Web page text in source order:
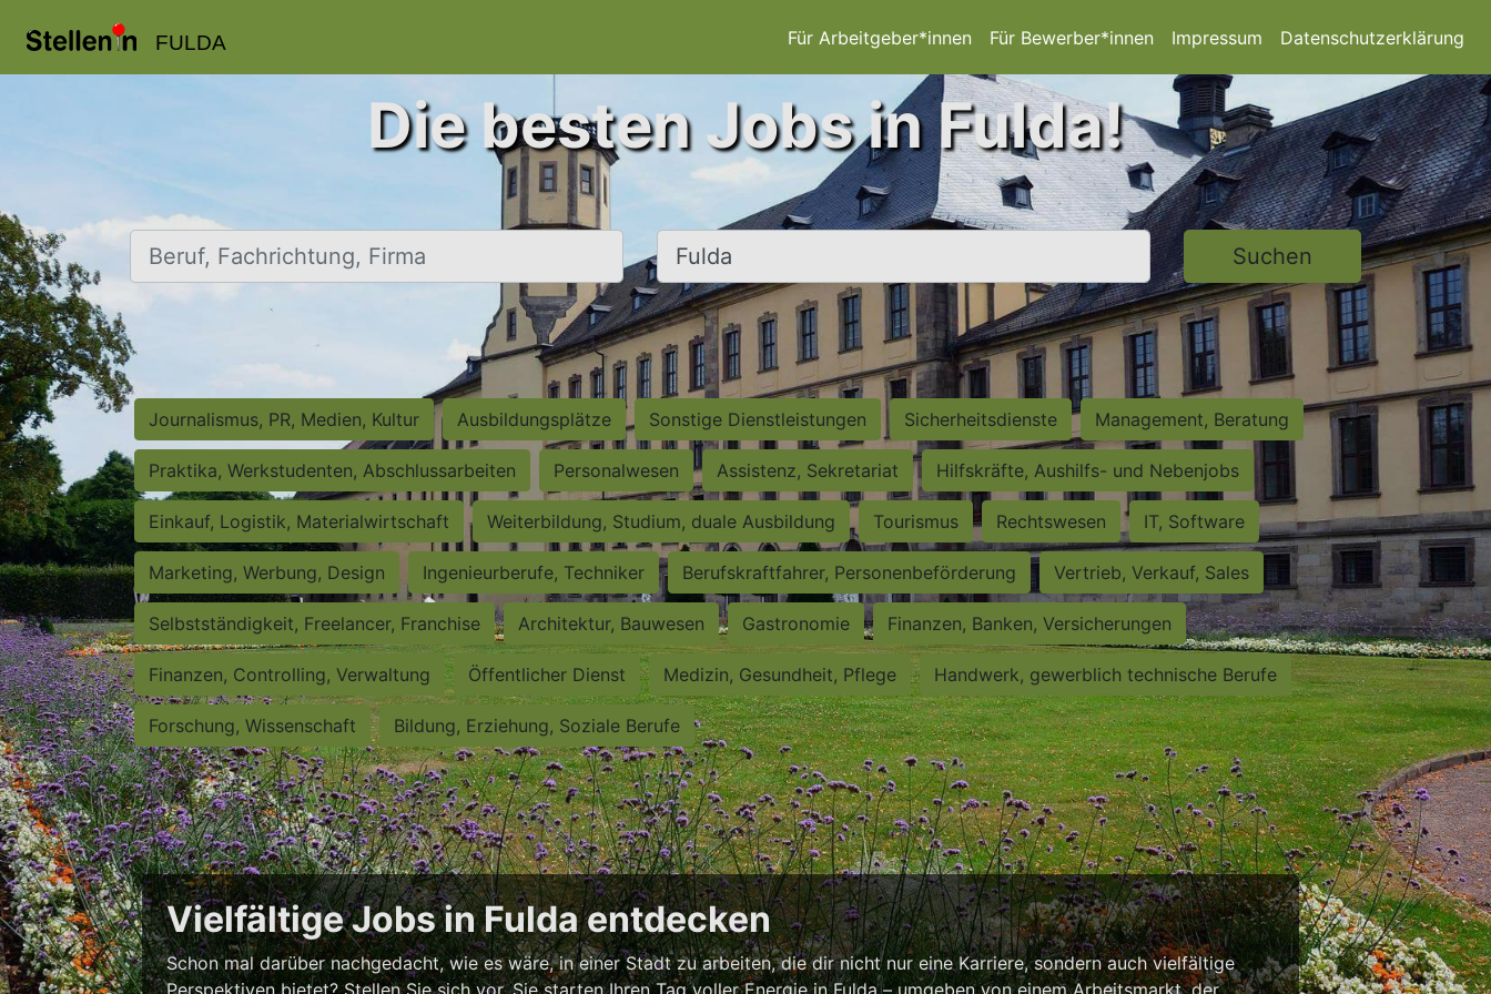
FULDA Für Arbeitgeber*innen Für Bewerber*innen Impressum Datenschutzerklärung
Die besten Jobs in Fulda!
Beruf, Fachrichtung, Firma Ort, Stadt Suchen
Journalismus, PR, Medien, Kultur Ausbildungsplätze Sonstige Dienstleistungen Sicherheitsdienste Management, Beratung
Praktika, Werkstudenten, Abschlussarbeiten Personalwesen Assistenz, Sekretariat Hilfskräfte, Aushilfs- und Nebenjobs
Einkauf, Logistik, Materialwirtschaft Weiterbildung, Studium, duale Ausbildung Tourismus Rechtswesen IT, Software
Marketing, Werbung, Design Ingenieurberufe, Techniker Berufskraftfahrer, Personenbeförderung Vertrieb, Verkauf, Sales
Selbstständigkeit, Freelancer, Franchise Architektur, Bauwesen Gastronomie Finanzen, Banken, Versicherungen
Finanzen, Controlling, Verwaltung Öffentlicher Dienst Medizin, Gesundheit, Pflege Handwerk, gewerblich technische Berufe
Forschung, Wissenschaft Bildung, Erziehung, Soziale Berufe
Vielfältige Jobs in Fulda entdecken
Schon mal darüber nachgedacht, wie es wäre, in einer Stadt zu arbeiten, die dir nicht nur eine Karriere, sondern auch vielfältige